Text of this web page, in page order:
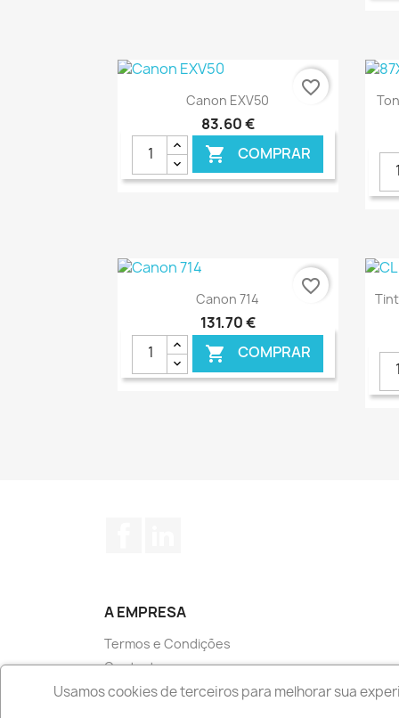
Ver+
Canon EXV50
83,60 €
 COMPRAR
favorite_border
Ver+
Canon 714
131,70 €
 COMPRAR
favorite_border
A EMPRESA
Termos e Condições
Contacte-nos
Livro de Reclamações
Usamos cookies de terceiros para melhorar sua